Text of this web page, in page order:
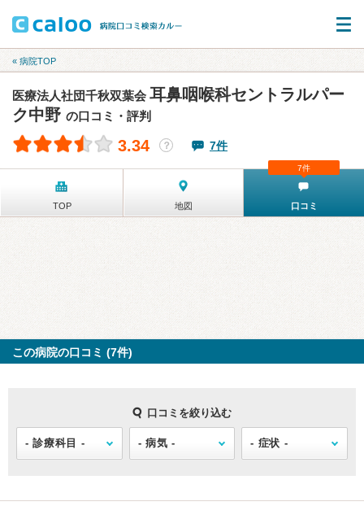
« 病院TOP
医療法人社団千秋双葉会 耳鼻咽喉科セントラルパー
ク中野 の口コミ・評判
3.34 ？ 7件
TOP 地図 口コミ
7件
この病院の口コミ (7件)
口コミを絞り込む